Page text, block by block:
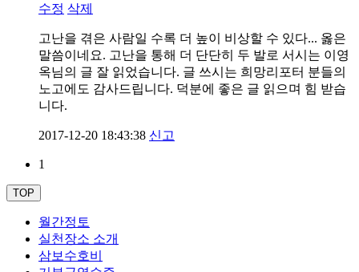
수정 삭제
고난을 겪은 사람일 수록 더 높이 비상할 수 있다... 옳은
말씀이네요. 고난을 통해 더 단단히 두 발로 서시는 이영
옥님의 글 잘 읽었습니다. 글 쓰시는 희망리포터 분들의
노고에도 감사드립니다. 덕분에 좋은 글 읽으며 힘 받습
니다.
2017-12-20 18:43:38 신고
1
TOP
월간정토
실천장소 소개
삼보수호비